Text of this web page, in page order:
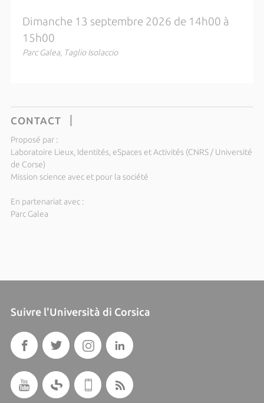
Dimanche 13 septembre 2026 de 14h00 à
15h00
Parc Galea, Taglio Isolaccio
CONTACT
Proposé par :
Laboratoire Lieux, Identités, eSpaces et Activités (CNRS / Université
de Corse)
Mission science avec et pour la société
En partenariat avec :
Parc Galea
Suivre l'Università di Corsica